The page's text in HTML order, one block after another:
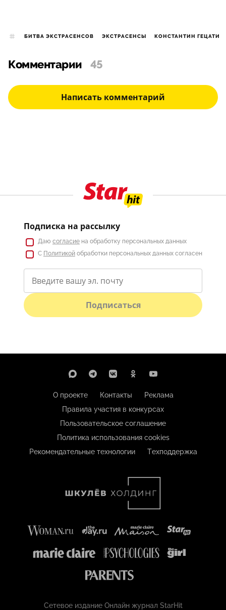
БИТВА ЭКСТРАСЕНСОВ ЭКСТРАСЕНСЫ КОНСТАНТИН ГЕЦАТИ
Комментарии 45
Написать комментарий
Подписка на рассылку
Даю согласие на обработку персональных данных
С Политикой обработки персональных данных согласен
Подписаться
О проекте Контакты
Реклама
Правила участия в конкурсах
Пользовательское соглашение
Политика использования cookies
Рекомендательные технологии
Техподдержка
Сетевое издание Онлайн журнал StarHit